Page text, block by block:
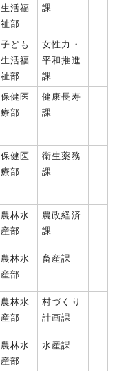
生活福
祉部
課
子ども
生活福
祉部
女性力・
平和推進
課
保健医
療部
健康長寿
課
保健医
療部
衛生薬務
課
農林水
産部
農政経済
課
農林水
産部
畜産課
農林水
産部
村づくり
計画課
農林水
産部
水産課